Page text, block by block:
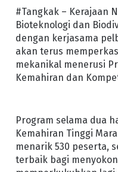
#Tangkak – Kerajaan
Bioteknologi dan
dengan kerjasama
akan terus
mekanikal menerusi
Kemahiran dan
Program selama dua
Kemahiran Tinggi
menarik 530 peserta,
terbaik bagi